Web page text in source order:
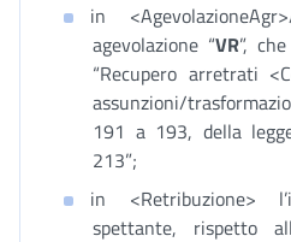
in
agevolazione “VR”,
“Recupero arretrati
assunzioni/
191 a 193, della
213”;
in <Retribuzione>
spettante, rispetto